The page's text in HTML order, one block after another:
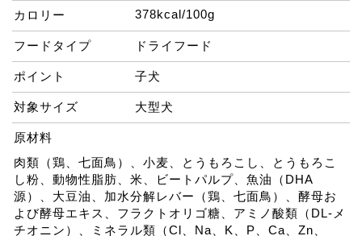
カロリー 378kcal/100g
フードタイプ ドライフード
ポイント 子犬
対象サイズ 大型犬
原材料
肉類（鶏、七面鳥）、小麦、とうもろこし、とうもろこ
し粉、動物性脂肪、米、ビートパルプ、魚油（DHA
源）、大豆油、加水分解レバー（鶏、七面鳥）、酵母お
よび酵母エキス、フラクトオリゴ糖、アミノ酸類（DL-メ
チオニン）、ミネラル類（Cl、Na、K、P、Ca、Zn、